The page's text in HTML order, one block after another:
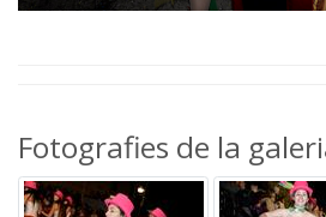
Fotografies de la